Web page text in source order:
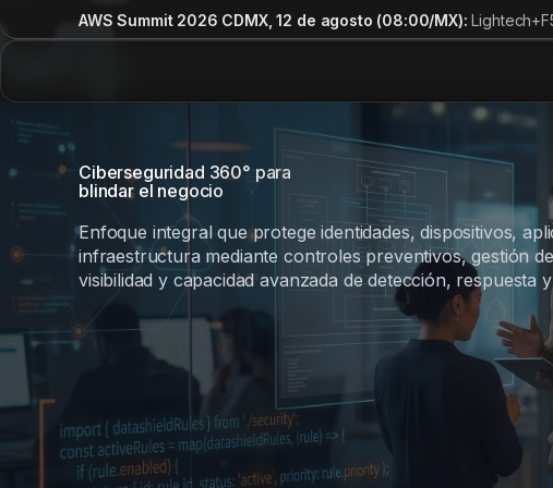
AWS Summit 2026 CDMX, 12 de agosto (08:00/MX):
Ciberseguridad 360° para
blindar el negocio
Enfoque integral que protege identidades, dispositivos,
infraestructura mediante controles preventivos, gestión
visibilidad y capacidad avanzada de detección, respuesta